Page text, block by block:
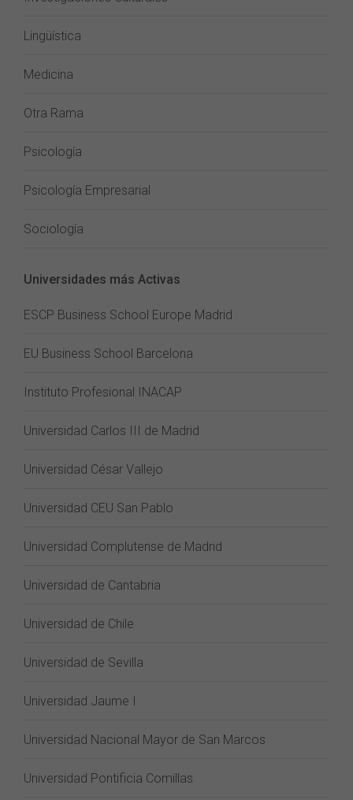
Lingüística
Medicina
Otra Rama
Psicología
Psicología Empresarial
Sociología
Universidades más Activas
ESCP Business School Europe Madrid
EU Business School Barcelona
Instituto Profesional INACAP
Universidad Carlos III de Madrid
Universidad César Vallejo
Universidad CEU San Pablo
Universidad Complutense de Madrid
Universidad de Cantabria
Universidad de Chile
Universidad de Sevilla
Universidad Jaume I
Universidad Nacional Mayor de San Marcos
Universidad Pontificia Comillas